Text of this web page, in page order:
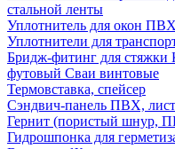
стальной ленты
Уплотнитель для окон ПВХ
Уплотнители для
Бридж-фитинг для стяжки
футовый Сваи винтовые
Термовставка, спейсер
Сэндвич-панель ПВХ,
Гернит (пористый шнур,
Гидрошпонка для